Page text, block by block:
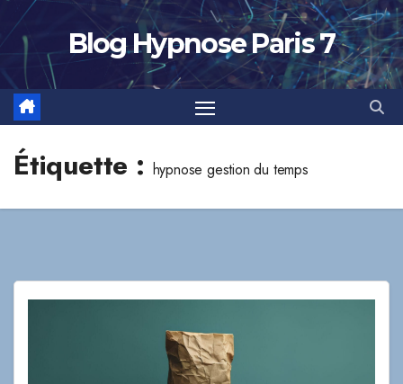
Skip
content
Blog Hypnose Paris 7
Étiquette : hypnose gestion du temps